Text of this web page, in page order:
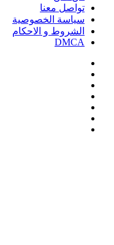
تواصل معنا
سياسة الخصوصية
الشروط و الاحكام
DMCA